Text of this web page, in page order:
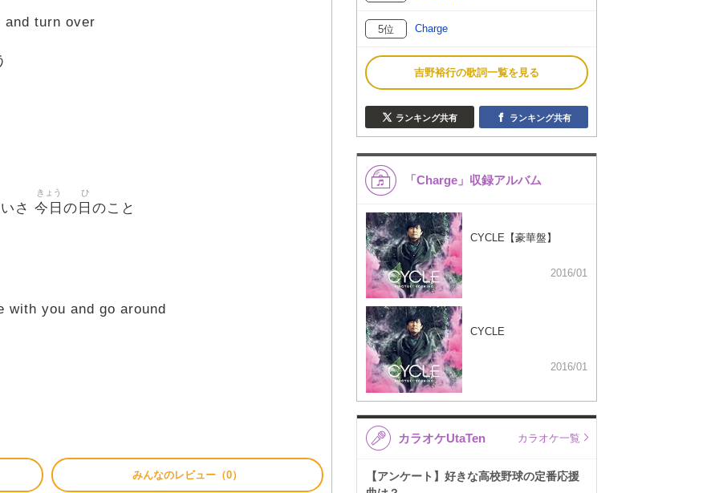
turn over
さ 今日
きょう
の 日
ひ
のこと
with you and go around
みんなのレビュー（0）
5位 Charge
吉野裕行の歌詞一覧を見る
ランキング共有 ランキング共有
「Charge」収録アルバム
CYCLE【豪華盤】
2016/01
CYCLE
2016/01
カラオケUtaTen カラオケ一覧
【アンケート】好きな高校野球の定番応援